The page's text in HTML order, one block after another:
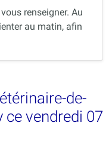
renseigner. Au
au matin, afin
de-
ce vendredi 07